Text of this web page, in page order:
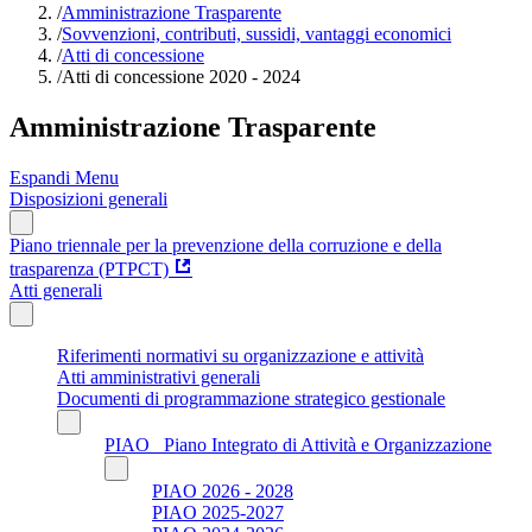
/Amministrazione Trasparente
/Sovvenzioni, contributi, sussidi, vantaggi economici
/Atti di concessione
/Atti di concessione 2020 - 2024
Amministrazione Trasparente
Espandi Menu
Disposizioni generali
Piano triennale per la prevenzione della corruzione e della
trasparenza (PTPCT)
Atti generali
Riferimenti normativi su organizzazione e attività
Atti amministrativi generali
Documenti di programmazione strategico gestionale
PIAO_ Piano Integrato di Attività e Organizzazione
PIAO 2026 - 2028
PIAO 2025-2027